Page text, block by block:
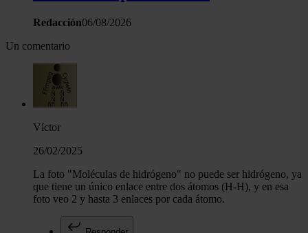
Redacción06/08/2026
Un comentario
Víctor
26/02/2025
La foto "Moléculas de hidrógeno" no puede ser hidrógeno, ya
que tiene un único enlace entre dos átomos (H-H), y en esa
foto veo 2 y hasta 3 enlaces por cada átomo.